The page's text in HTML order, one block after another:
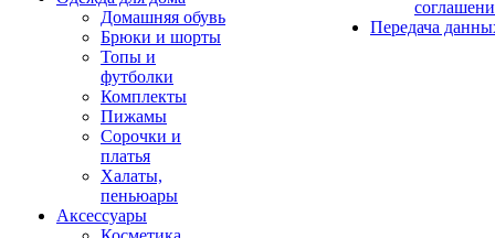
Домашняя обувь
Брюки и шорты
Топы и
футболки
Комплекты
Пижамы
Сорочки и
платья
Халаты,
пеньюары
Аксессуары
Передача